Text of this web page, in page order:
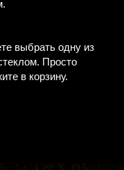
выбрать одну из
Просто
в корзину.